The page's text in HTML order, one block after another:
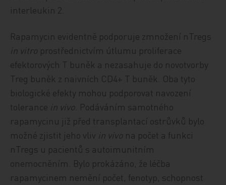
interleukin 2.
Rapamycin evidentně podporuje zmnožení nTregs
in vitro prostřednictvím útlumu proliferace
efektorových T buněk a nezasahuje do novotvorby
Treg buněk z naivních CD4+ T buněk. Oba tyto
biologické efekty mohou podporovat navození
tolerance in vivo . Podáváním samotného
rapamycinu již před transplantací ostrůvků bylo
možné zjistit jeho vliv in vivo na počet a funkci
nTregs u pacientů s autoimunitním
onemocněním. Bylo prokázáno, že léčba
rapamycinem nemění počet, fenotyp, schopnost